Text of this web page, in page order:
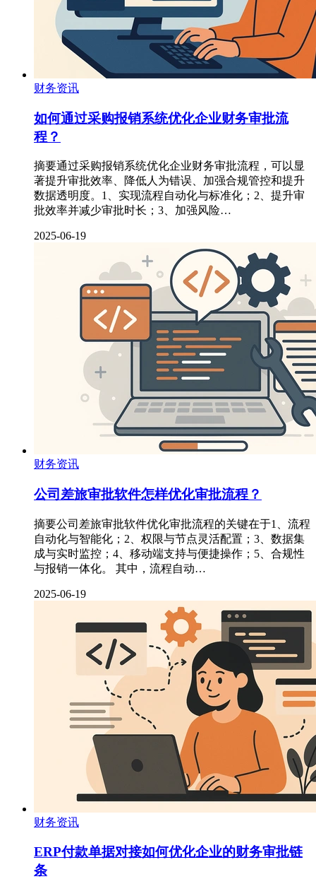
财务资讯
如何通过采购报销系统优化企业财务审批流
程？
摘要通过采购报销系统优化企业财务审批流程，可以显
著提升审批效率、降低人为错误、加强合规管控和提升
数据透明度。1、实现流程自动化与标准化；2、提升审
批效率并减少审批时长；3、加强风险…
2025-06-19
财务资讯
公司差旅审批软件怎样优化审批流程？
摘要公司差旅审批软件优化审批流程的关键在于1、流程
自动化与智能化；2、权限与节点灵活配置；3、数据集
成与实时监控；4、移动端支持与便捷操作；5、合规性
与报销一体化。 其中，流程自动…
2025-06-19
财务资讯
ERP付款单据对接如何优化企业的财务审批链
条